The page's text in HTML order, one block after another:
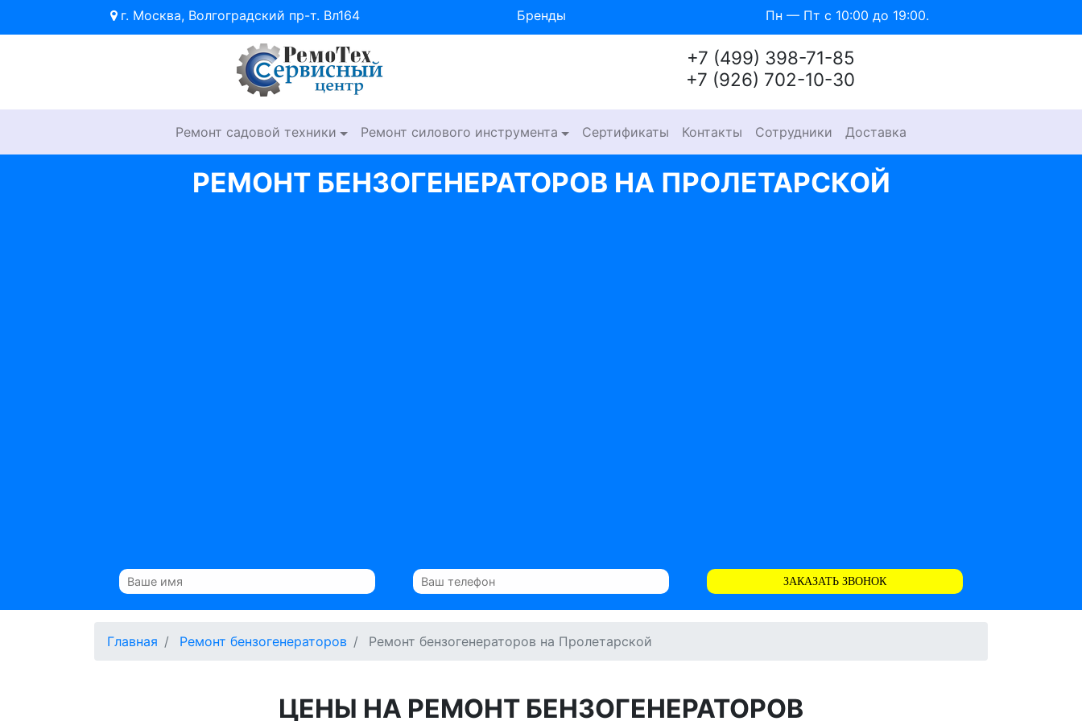
г. Москва, Волгоградский пр-т. Вл164 Бренды Пн — Пт с 10:00 до 19:00.
+7 (499) 398-71-85
+7 (926) 702-10-30
Ремонт садовой техники Ремонт силового инструмента Сертификаты Контакты Сотрудники Доставка
РЕМОНТ БЕНЗОГЕНЕРАТОРОВ НА ПРОЛЕТАРСКОЙ
ЗАКАЗАТЬ ЗВОНОК
Главная Ремонт бензогенераторов Ремонт бензогенераторов на Пролетарской
ЦЕНЫ НА РЕМОНТ БЕНЗОГЕНЕРАТОРОВ